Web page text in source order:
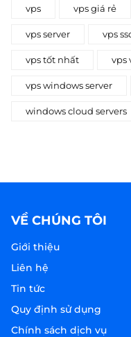
vps vps giá rẻ
vps server vps
vps tốt nhất vps
vps windows server
windows cloud servers
VỀ CHÚNG TÔI
Giới thiệu
Liên hệ
Tin tức
Quy định sử dụng
Chính sách dịch vụ